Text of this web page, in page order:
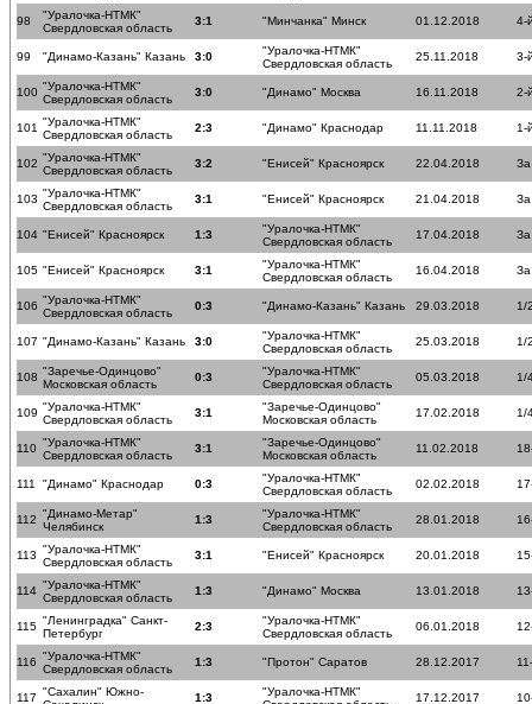
98
"Уралочка-НТМК"
Свердловская область
3:1 "Минчанка" Минск 01.12.2018 4-
99 "Динамо-Казань" Казань 3:0
"Уралочка-НТМК"
Свердловская область
25.11.2018 3-
100 "Уралочка-НТМК"
Свердловская область
3:0 "Динамо" Москва 16.11.2018 2-
101 "Уралочка-НТМК"
Свердловская область
2:3 "Динамо" Краснодар 11.11.2018 1-
102 "Уралочка-НТМК"
Свердловская область
3:2 "Енисей" Красноярск 22.04.2018
103 "Уралочка-НТМК"
Свердловская область
3:1 "Енисей" Красноярск 21.04.2018
104 "Енисей" Красноярск 1:3
"Уралочка-НТМК"
Свердловская область
17.04.2018
105 "Енисей" Красноярск 3:1
"Уралочка-НТМК"
Свердловская область
16.04.2018
106 "Уралочка-НТМК"
Свердловская область
0:3 "Динамо-Казань" Казань 29.03.2018 1/
107 "Динамо-Казань" Казань 3:0
"Уралочка-НТМК"
Свердловская область
25.03.2018 1/
108 "Заречье-Одинцово"
Московская область
0:3
"Уралочка-НТМК"
Свердловская область
05.03.2018 1/
109 "Уралочка-НТМК"
Свердловская область
3:1
"Заречье-Одинцово"
Московская область
17.02.2018 1/
110 "Уралочка-НТМК"
Свердловская область
3:1
"Заречье-Одинцово"
Московская область
11.02.2018
111 "Динамо" Краснодар 0:3
"Уралочка-НТМК"
Свердловская область
02.02.2018
112 "Динамо-Метар"
Челябинск
1:3
"Уралочка-НТМК"
Свердловская область
28.01.2018
113 "Уралочка-НТМК"
Свердловская область
3:1 "Енисей" Красноярск 20.01.2018
114 "Уралочка-НТМК"
Свердловская область
1:3 "Динамо" Москва 13.01.2018
115 "Ленинградка" Санкт-
Петербург
2:3
"Уралочка-НТМК"
Свердловская область
06.01.2018
116 "Уралочка-НТМК"
Свердловская область
1:3 "Протон" Саратов 28.12.2017
117 "Сахалин" Южно-
1:3
"Уралочка-НТМК"
17.12.2017